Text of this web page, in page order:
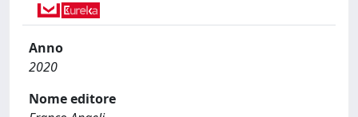
Anno
2020
Nome editore